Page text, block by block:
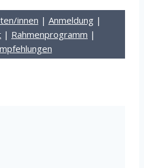
innen | Anmeldung|
| Rahmenprogramm |